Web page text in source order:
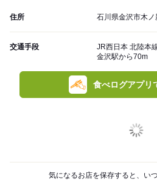
住所 石川県金沢市木
交通手段
JR西日本 北陸本
金沢駅から70m
食べログアプリ
気になるお店を保存すると、い